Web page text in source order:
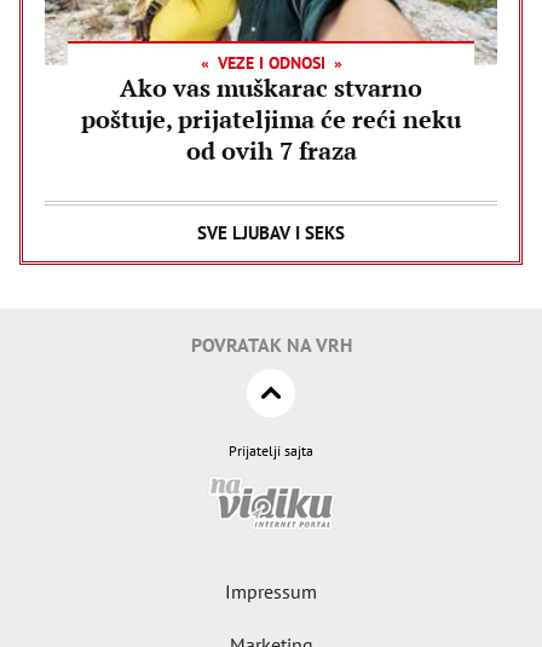
VEZE I ODNOSI
Ako vas muškarac stvarno
poštuje, prijateljima će reći neku
od ovih 7 fraza
SVE LJUBAV I SEKS
POVRATAK NA VRH
Prijatelji sajta
Impressum